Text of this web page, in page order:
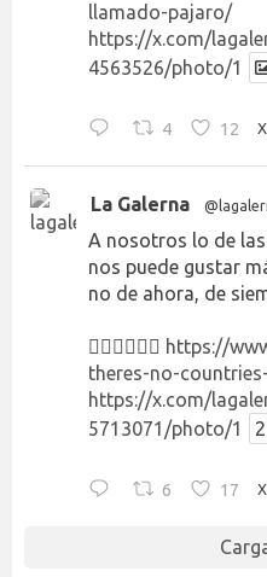
llamado-pajaro/
https://x.com/
4563526/photo/1
4 12 X
La Galerna
A nosotros lo de
nos puede gustar
no de ahora, de
👉🏻👉🏻👉🏻 https://
theres-no-
https://x.com/
5713071/photo/1
2
6 17 X